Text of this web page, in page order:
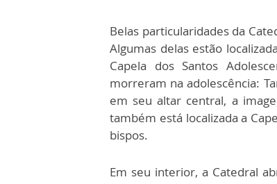
Belas particularidades da
Algumas delas estão
Capela dos Santos
morreram na adolescência:
em seu altar central, a
também está localizada a
bispos.
Em seu interior, a Catedral